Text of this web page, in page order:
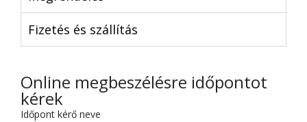
Fizetés és szállítás
Online megbeszélésre időpontot
kérek
Időpont kérő neve